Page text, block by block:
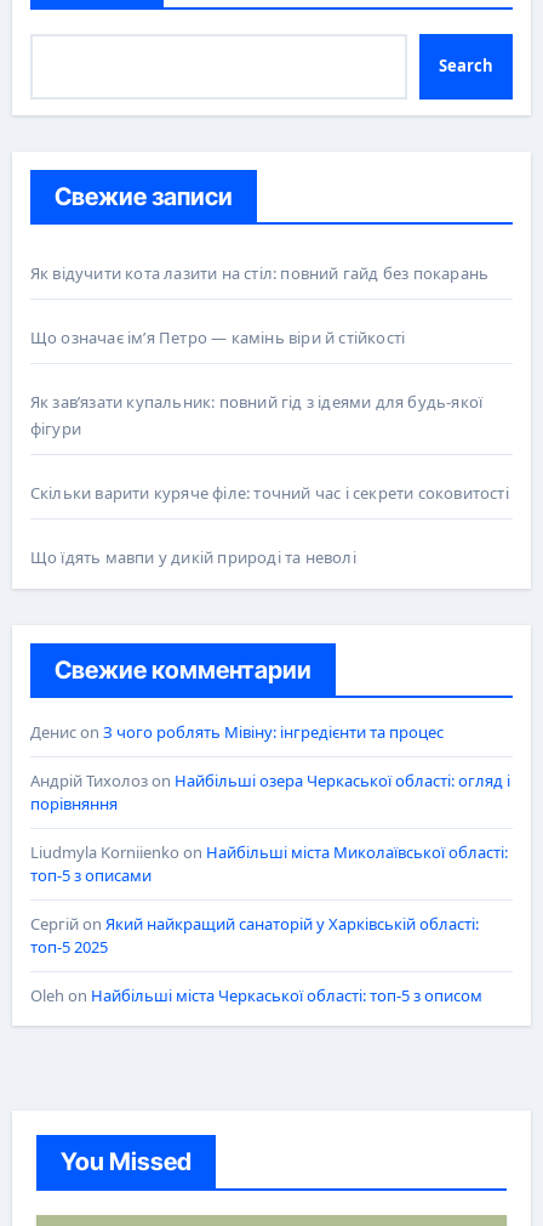
Search
Свежие записи
Як відучити кота лазити на стіл: повний гайд без покарань
Що означає ім’я Петро — камінь віри й стійкості
Як зав’язати купальник: повний гід з ідеями для будь-якої
фігури
Скільки варити куряче філе: точний час і секрети соковитості
Що їдять мавпи у дикій природі та неволі
Свежие комментарии
Денисon З чого роблять Мівіну: інгредієнти та процес
Андрій Тихолозon Найбільші озера Черкаської області: огляд і
порівняння
Liudmyla Korniienko on Найбільші міста Миколаївської області:
топ-5 з описами
Сергійon Який найкращий санаторій у Харківській області:
топ-5 2025
Oleh on Найбільші міста Черкаської області: топ-5 з описом
You Missed